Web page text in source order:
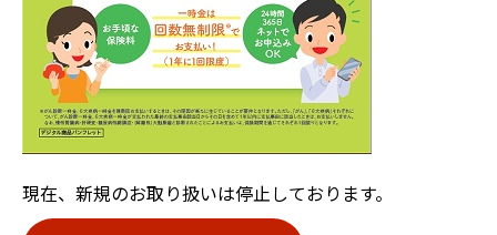
現在、新規のお取り扱いは停止しております。